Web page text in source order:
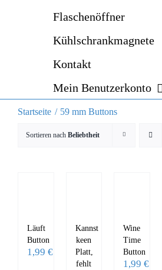
Flaschenöffner
Kühlschrankmagnete
Kontakt
Mein Benutzerkonto
Startseite 59 mm Buttons
Sortieren nach Beliebtheit
Läuft
Button
1,99 €
Kannst
keen
Platt,
fehlt
Wine
Time
Button
1,99€